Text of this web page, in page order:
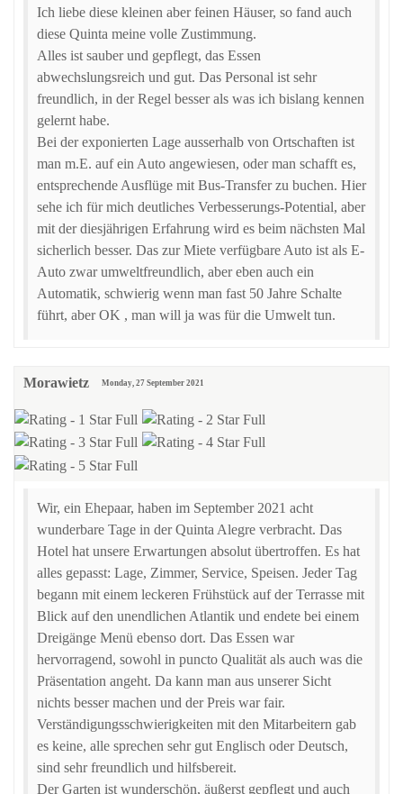
Ich liebe diese kleinen aber feinen Häuser, so fand auch
diese Quinta meine volle Zustimmung.
Alles ist sauber und gepflegt, das Essen
abwechslungsreich und gut. Das Personal ist sehr
freundlich, in der Regel besser als was ich bislang kennen
gelernt habe.
Bei der exponierten Lage ausserhalb von Ortschaften ist
man m.E. auf ein Auto angewiesen, oder man schafft es,
entsprechende Ausflüge mit Bus-Transfer zu buchen. Hier
sehe ich für mich deutliches Verbesserungs-Potential, aber
mit der diesjährigen Erfahrung wird es beim nächsten Mal
sicherlich besser. Das zur Miete verfügbare Auto ist als E-
Auto zwar umweltfreundlich, aber eben auch ein
Automatik, schwierig wenn man fast 50 Jahre Schalte
führt, aber OK , man will ja was für die Umwelt tun.
Morawietz Monday, 27 September 2021
Wir, ein Ehepaar, haben im September 2021 acht
wunderbare Tage in der Quinta Alegre verbracht. Das
Hotel hat unsere Erwartungen absolut übertroffen. Es hat
alles gepasst: Lage, Zimmer, Service, Speisen. Jeder Tag
begann mit einem leckeren Frühstück auf der Terrasse mit
Blick auf den unendlichen Atlantik und endete bei einem
Dreigänge Menü ebenso dort. Das Essen war
hervorragend, sowohl in puncto Qualität als auch was die
Präsentation angeht. Da kann man aus unserer Sicht
nichts besser machen und der Preis war fair.
Verständigungsschwierigkeiten mit den Mitarbeitern gab
es keine, alle sprechen sehr gut Englisch oder Deutsch,
sind sehr freundlich und hilfsbereit.
Der Garten ist wunderschön, äußerst gepflegt und auch